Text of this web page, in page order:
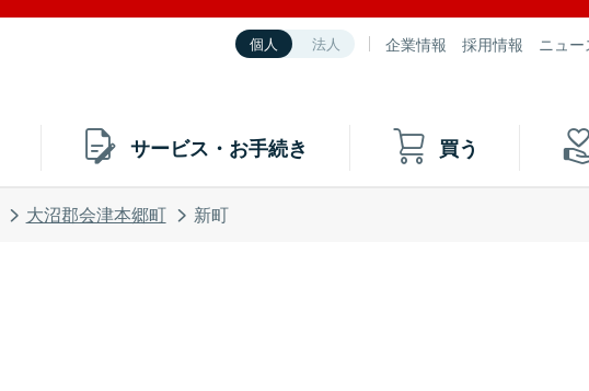
個人 法人 企業情報 採用情報 ニュ
サービス・お手続き 買う
大沼郡会津本郷町 新町